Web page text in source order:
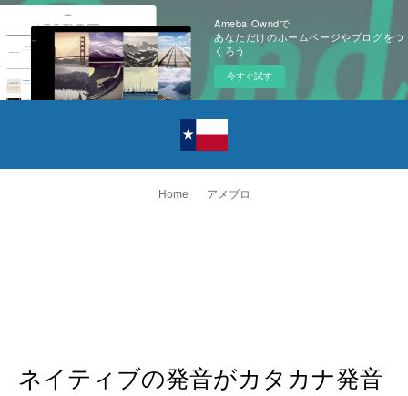
Ameba Owndで
あなただけのホームページやブログをつ
くろう
今すぐ試す
Home アメブロ
ネイティブの発音がカタカナ発音